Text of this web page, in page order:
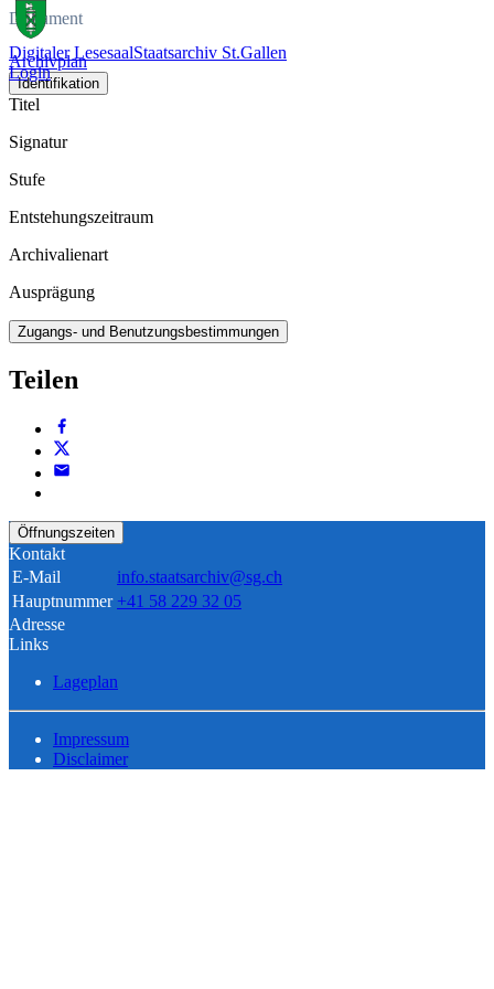
Digitaler LesesaalStaatsarchiv St.Gallen
Login
Dokument
Archivplan
Identifikation
Titel
Signatur
Stufe
Entstehungszeitraum
Archivalienart
Ausprägung
Zugangs- und Benutzungsbestimmungen
Teilen
Öffnungszeiten
Kontakt
E-Mail
info.staatsarchiv@sg.ch
Hauptnummer +41 58 229 32 05
Adresse
Links
Lageplan
Impressum
Disclaimer